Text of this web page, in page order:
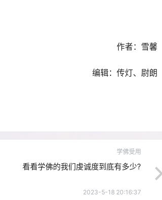
作者：雪馨
编辑：传灯、尉朗
学佛受用
看看学佛的我们虔诚度到底有多少?
2023-5-18 20:16:37